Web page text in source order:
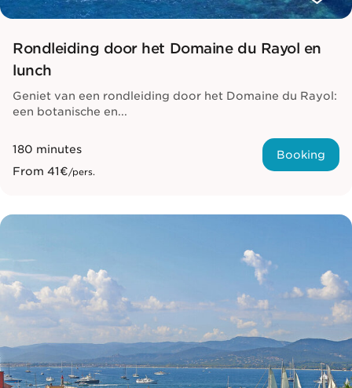
Rondleiding door het Domaine du Rayol en
lunch
Geniet van een rondleiding door het Domaine du Rayol:
een botanische en...
180 minutes
From 41€/pers.
Booking